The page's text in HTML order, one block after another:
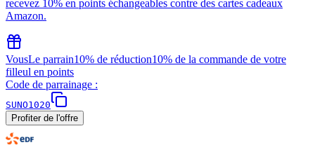
recevez 10% en points échangeables contre des cartes cadeaux
Amazon.
VousLe parrain10% de réduction10% de la commande de votre
filleul en points
Code de parrainage :
SUNO1020
Profiter de l'offre